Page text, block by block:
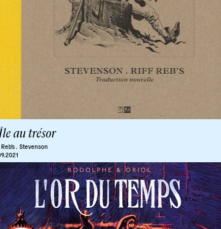
au trésor
. Stevenson